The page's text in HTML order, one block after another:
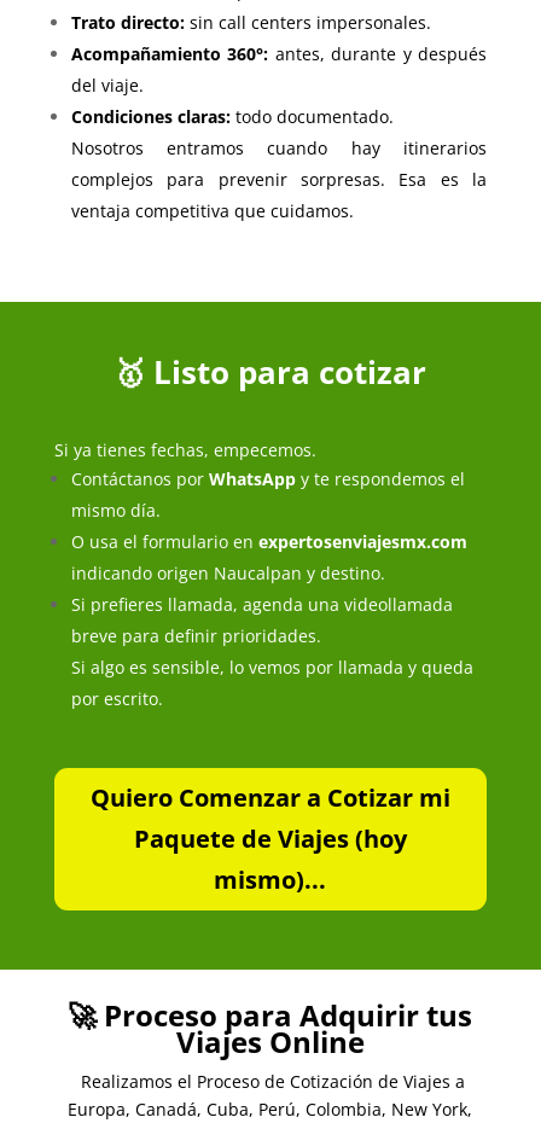
Trato directo:sin call centers impersonales.
Acompañamiento 360°: antes, durante y después
del viaje.
Condiciones claras:todo documentado.
Nosotros entramos cuando hay itinerarios
complejos para prevenir sorpresas. Esa es la
ventaja competitiva que cuidamos.
🥇 Listo para cotizar
Si ya tienes fechas, empecemos.
Contáctanos por WhatsAppy te respondemos el
mismo día.
O usa el formulario en expertosenviajesmx.com
indicando origen Naucalpan y destino.
Si prefieres llamada, agenda una videollamada
breve para definir prioridades.
Si algo es sensible, lo vemos por llamada y queda
por escrito.
Quiero Comenzar a Cotizar mi
Paquete de Viajes (hoy
mismo)...
🚀 Proceso para Adquirir tus
Viajes Online
Realizamos el Proceso de Cotización de Viajes a
Europa, Canadá, Cuba, Perú, Colombia, New York,